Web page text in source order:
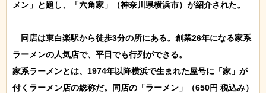
メン」と題し、「六角家」（神奈川県横浜市）が紹介された。
同店は東白楽駅から徒歩3分の所にある。創業26年になる家系
ラーメンの人気店で、平日でも行列ができる。
家系ラーメンとは、1974年以降横浜で生まれた屋号に「家」が
付くラーメン店の総称だ。同店の「ラーメン」（650円 税込み）